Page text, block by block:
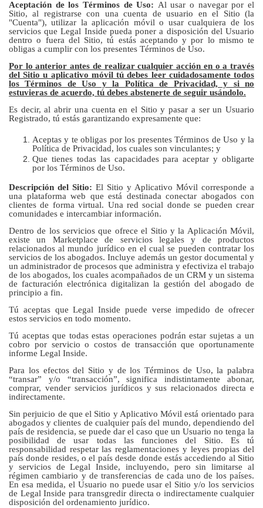
Aceptación de los Términos de Uso: Al usar o navegar por el
Sitio, al registrarse con una cuenta de usuario en el Sitio (la
"Cuenta"), utilizar la aplicación móvil o usar cualquiera de los
servicios que Legal Inside pueda poner a disposición del Usuario
dentro o fuera del Sitio, tú estás aceptando y por lo mismo te
obligas a cumplir con los presentes Términos de Uso.
Por lo anterior antes de realizar cualquier acción en o a través
del Sitio u aplicativo móvil tú debes leer cuidadosamente todos
los Términos de Uso y la Política de Privacidad, y si no
estuvieras de acuerdo, tú debes abstenerte de seguir usándolo.
Es decir, al abrir una cuenta en el Sitio y pasar a ser un Usuario
Registrado, tú estás garantizando expresamente que:
Aceptas y te obligas por los presentes Términos de Uso y la
Política de Privacidad, los cuales son vinculantes; y
Que tienes todas las capacidades para aceptar y obligarte
por los Términos de Uso.
Descripción del Sitio: El Sitio y Aplicativo Móvil corresponde a
una plataforma web que está destinada conectar abogados con
clientes de forma virtual. Una red social donde se pueden crear
comunidades e intercambiar información.
Dentro de los servicios que ofrece el Sitio y la Aplicación Móvil,
existe un Marketplace de servicios legales y de productos
relacionados al mundo jurídico en el cual se pueden contratar los
servicios de los abogados. Incluye además un gestor documental y
un administrador de procesos que administra y efectiviza el trabajo
de los abogados, los cuales acompañados de un CRM y un sistema
de facturación electrónica digitalizan la gestión del abogado de
principio a fin.
Tú aceptas que Legal Inside puede verse impedido de ofrecer
estos servicios en todo momento.
Tú aceptas que todas estas operaciones podrán estar sujetas a un
cobro por servicio o costos de transacción que oportunamente
informe Legal Inside.
Para los efectos del Sitio y de los Términos de Uso, la palabra
“transar” y/o “transacción”, significa indistintamente abonar,
comprar, vender servicios jurídicos y sus relacionados directa e
indirectamente.
Sin perjuicio de que el Sitio y Aplicativo Móvil está orientado para
abogados y clientes de cualquier país del mundo, dependiendo del
país de residencia, se puede dar el caso que un Usuario no tenga la
posibilidad de usar todas las funciones del Sitio. Es tú
responsabilidad respetar las reglamentaciones y leyes propias del
país donde resides, o el país desde donde estás accediendo al Sitio
y servicios de Legal Inside, incluyendo, pero sin limitarse al
régimen cambiario y de transferencias de cada uno de los países.
En esa medida, el Usuario no puede usar el Sitio y/o los servicios
de Legal Inside para transgredir directa o indirectamente cualquier
disposición del ordenamiento jurídico.